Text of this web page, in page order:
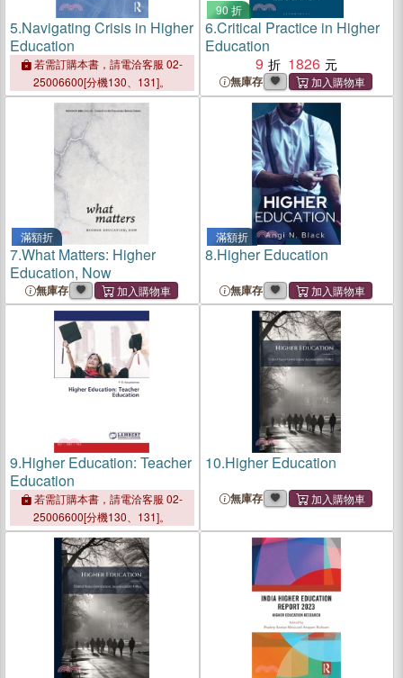
5.Navigating Crisis in Higher
Education
若需訂購本書，請電洽客服 02-
25006600[分機130、131]。
90 折
6.Critical Practice in Higher
Education
9
1826
無庫存
滿額折
7.What Matters: Higher
Education, Now
無庫存
滿額折
8.Higher Education
無庫存
9.Higher Education: Teacher
Education
若需訂購本書，請電洽客服 02-
25006600[分機130、131]。
10.Higher Education
無庫存